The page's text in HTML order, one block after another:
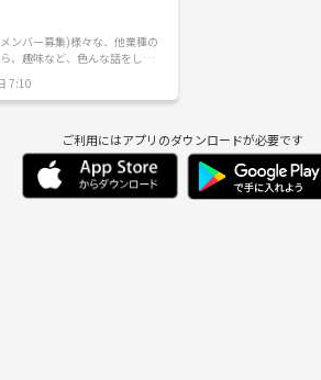
ンバー募集)様々な、他業種の
、趣味など、色んな話をして
が引ける(現在初期メンバー募
・今日飲みに行きたいけど、
、だれかとワイワイ飲みたい
したい ・仕事のストレスを発
楽しめたらなんでもオッケー！
7:10
ご利用にはアプリのダウンロードが必要です